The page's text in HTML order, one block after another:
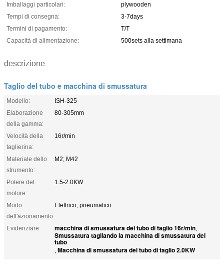
Imballaggi particolari:
plywooden
Tempi di consegna:
3-7days
Termini di pagamento:
T/T
Capacità di alimentazione:
500sets alla settimana
descrizione
Taglio del tubo e macchina di smussatura
Modello:
ISH-325
Elaborazione
della gamma:
80-305mm
Velocità della
taglierina:
16r/min
Materiale dello
strumento:
M2; M42
Potere del
motore::
1.5-2.0KW
Modo
dell'azionamento:
Elettrico, pneumatico
Evidenziare: macchina di smussatura del tubo di taglio 16r/min,
Smussatura tagliando la macchina di smussatura del
tubo
, Macchina di smussatura del tubo di taglio 2.0KW